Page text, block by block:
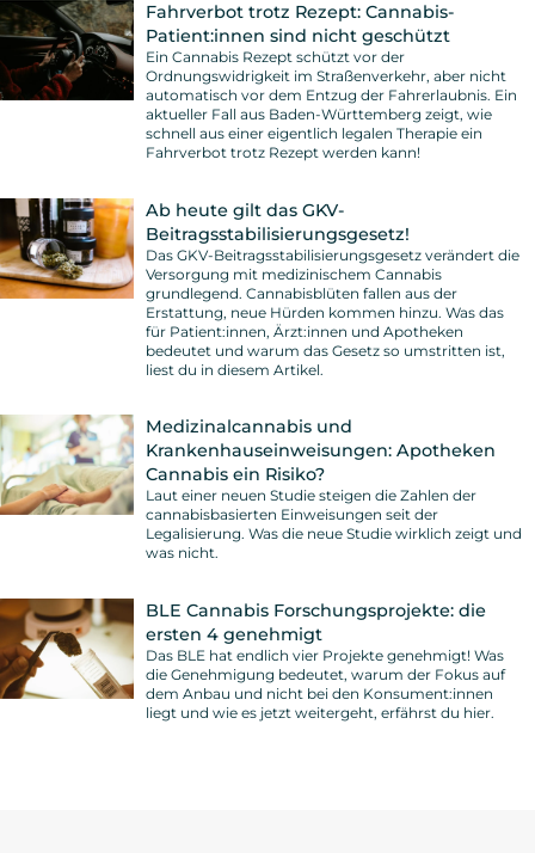
Fahrverbot trotz Rezept: Cannabis-
Patient:innen sind nicht geschützt
Ein Cannabis Rezept schützt vor der
Ordnungswidrigkeit im Straßenverkehr, aber nicht
automatisch vor dem Entzug der Fahrerlaubnis. Ein
aktueller Fall aus Baden-Württemberg zeigt, wie
schnell aus einer eigentlich legalen Therapie ein
Fahrverbot trotz Rezept werden kann!
Ab heute gilt das GKV-
Beitragsstabilisierungsgesetz!
Das GKV-Beitragsstabilisierungsgesetz verändert die
Versorgung mit medizinischem Cannabis
grundlegend. Cannabisblüten fallen aus der
Erstattung, neue Hürden kommen hinzu. Was das
für Patient:innen, Ärzt:innen und Apotheken
bedeutet und warum das Gesetz so umstritten ist,
liest du in diesem Artikel.
Medizinalcannabis und
Krankenhauseinweisungen: Apotheken
Cannabis ein Risiko?
Laut einer neuen Studie steigen die Zahlen der
cannabisbasierten Einweisungen seit der
Legalisierung. Was die neue Studie wirklich zeigt und
was nicht.
BLE Cannabis Forschungsprojekte: die
ersten 4 genehmigt
Das BLE hat endlich vier Projekte genehmigt! Was
die Genehmigung bedeutet, warum der Fokus auf
dem Anbau und nicht bei den Konsument:innen
liegt und wie es jetzt weitergeht, erfährst du hier.